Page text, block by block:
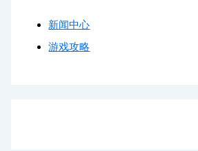
新闻中心
游戏攻略